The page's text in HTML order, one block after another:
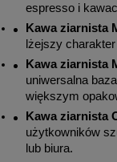
espresso i
Kawa ziarnista
lżejszy
Kawa ziarnista
uniwersalna
większym
Kawa ziarnista
użytkowników
lub biura.